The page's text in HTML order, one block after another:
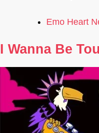
Emo Heart
I Wanna Be